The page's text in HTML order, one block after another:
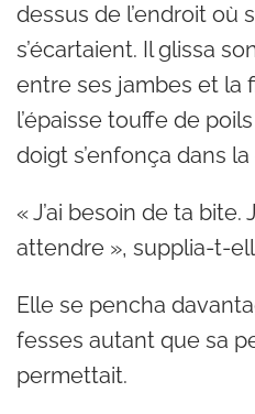
dessus de l’endroit où
s’écartaient. Il glissa
entre ses jambes et la
l’épaisse touffe de
doigt s’enfonça dans
« J’ai besoin de ta
attendre », supplia-t-
Elle se pencha
fesses autant que sa
permettait.